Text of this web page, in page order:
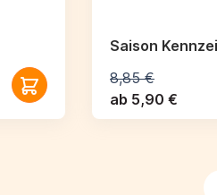
Saison
8,85 €
ab 5,90 €